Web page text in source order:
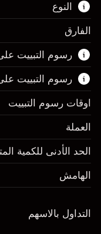
النوع
هذا السوق المالي
الفروقات.
اعرف المزيد عن:
عقود الفروقات
الفارق
رسوم التبييت
الهامش.
المال من الرافعة
رسوم التبييت
الهامش.
اوقات رسوم التبييت
العملة
الحد الأدنى للكمية
الهامش
التداول بالاسهم